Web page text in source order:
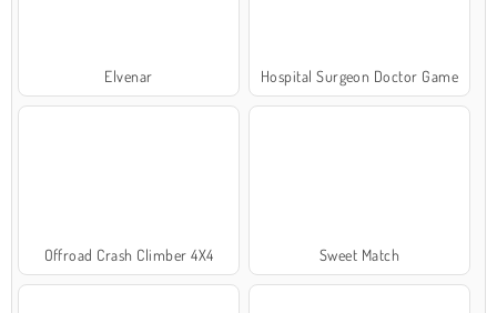
Elvenar Hospital Surgeon Doctor Game
Offroad Crash Climber 4X4 Sweet Match